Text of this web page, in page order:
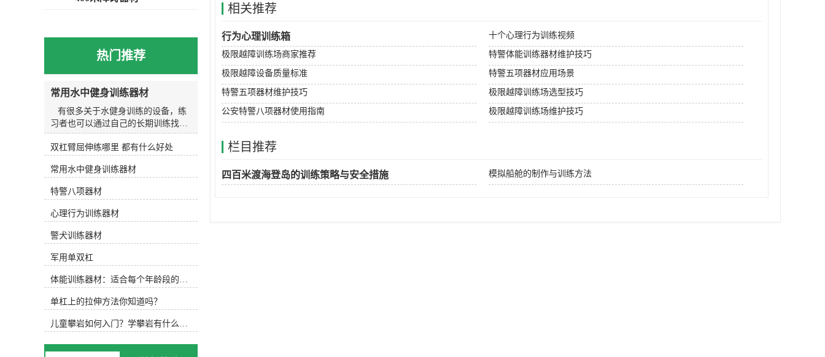
相关推荐
行为心理训练箱 十个心理行为训练视频
极限越障训练场商家推荐 特警体能训练器材维护技巧
极限越障设备质量标准 特警五项器材应用场景
特警五项器材维护技巧 极限越障训练场选型技巧
公安特警八项器材使用指南 极限越障训练场维护技巧
栏目推荐
四百米渡海登岛的训练策略与安全措施 模拟船舱的制作与训练方法
热门推荐
常用水中健身训练器材
有很多关于水健身训练的设备，练
习者也可以通过自己的长期训练找到
和发明适合自己的水训练设备。今天
主要介绍以下设备，可根据实际水训
滑鞋 游泳池底部很滑，可以穿防滑
鞋，防止动作变形，稳定完成所需动
作。2.水阻手套水阻手套 徒手运动
后，可选择抗组设备，增加运动难
度，通过阻力手套增加划水面积，练
习水中手臂运动。3.水中健身棒水中
浮力健身棒 水中的健身棒不仅可以
为练习者提供浮力，还可以通过浮力
提供抗组训练，增加练习难度，非常
实用。此外，健身棒具有很强的可塑
性，可以增加练习兴趣，摆出各种创
意造型。4.水中健身哑铃浮力哑铃
类似于水中健身棒，水中健身哑铃也
能为练习者提供浮力和阻力，用哑铃
双杠臂屈伸练哪里 都有什么好处
常用水中健身训练器材
特警八项器材
心理行为训练器材
警犬训练器材
军用单双杠
体能训练器材：适合每个年龄段的训练
单杠上的拉伸方法你知道吗？
儿童攀岩如何入门？学攀岩有什么好处？带娃攀岩两年的全面经验分享